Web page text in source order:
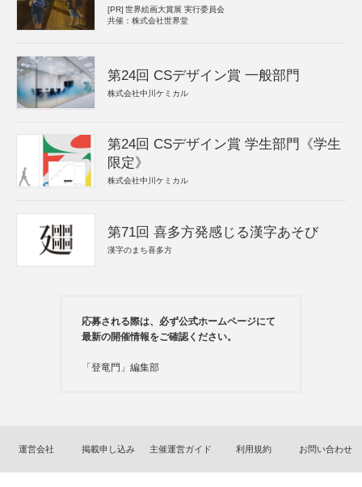
[PR] 世界絵画大賞展 実行委員会
共催：株式会社世界堂
第24回 CSデザイン賞 一般部門
株式会社中川ケミカル
第24回 CSデザイン賞 学生部門《学生
限定》
株式会社中川ケミカル
第71回 喜多方発感じる漢字あそび
漢字のまち喜多方
応募される際は、必ず公式ホームページにて
最新の開催情報をご確認ください。
「登竜門」編集部
運営会社 掲載申し込み 主催運営ガイド 利用規約 お問い合わせ